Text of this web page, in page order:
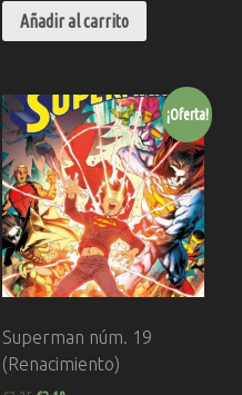
Añadir al carrito
¡Oferta!
Superman núm. 19
(Renacimiento)